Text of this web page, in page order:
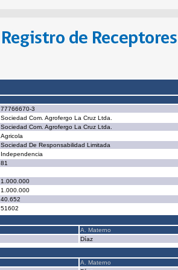
77766670-3
Sociedad Com. Agrofergo La Cruz Ltda.
Sociedad Com. Agrofergo La Cruz Ltda.
Agricola
Sociedad De Responsabilidad Limitada
Independencia
81
1.000.000
1.000.000
40.652
51602
A. Materno
Díaz
A. Materno